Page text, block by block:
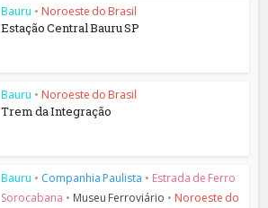
Bauru • Noroeste do Brasil
Estação Central Bauru SP
Bauru • Noroeste do Brasil
Trem da Integração
Bauru • Companhia Paulista • Estrada de Ferro
Sorocabana • Museu Ferroviário • Noroeste do